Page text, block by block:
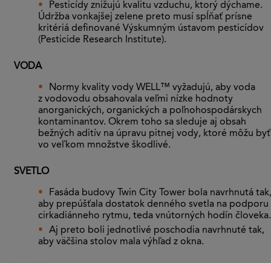
Pesticídy znižujú kvalitu vzduchu, ktorý dýchame.
Údržba vonkajšej zelene preto musí spĺňať prísne
kritériá definované Výskumným ústavom pesticídov
(Pesticide Research Institute).
VODA
Normy kvality vody WELL™ vyžadujú, aby voda
z vodovodu obsahovala veľmi nízke hodnoty
anorganických, organických a poľnohospodárskych
kontaminantov. Okrem toho sa sleduje aj obsah
bežných aditív na úpravu pitnej vody, ktoré môžu byť
vo veľkom množstve škodlivé.
SVETLO
Fasáda budovy Twin City Tower bola navrhnutá tak,
aby prepúšťala dostatok denného svetla na podporu
cirkadiánneho rytmu, teda vnútorných hodín človeka.
Aj preto boli jednotlivé poschodia navrhnuté tak,
aby väčšina stolov mala výhľad z okna.